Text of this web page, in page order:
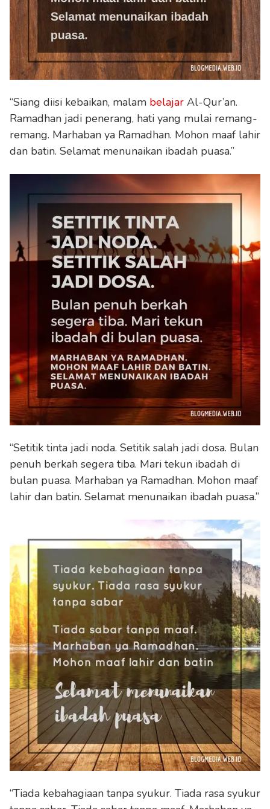
“Siang diisi kebaikan, malam belajar Al-Qur’an.
Ramadhan jadi penerang, hati yang mulai remang-
remang. Marhaban ya Ramadhan. Mohon maaf lahir
dan batin. Selamat menunaikan ibadah puasa.”
“Setitik tinta jadi noda. Setitik salah jadi dosa. Bulan
penuh berkah segera tiba. Mari tekun ibadah di
bulan puasa. Marhaban ya Ramadhan. Mohon maaf
lahir dan batin. Selamat menunaikan ibadah puasa.”
“Tiada kebahagiaan tanpa syukur. Tiada rasa syukur